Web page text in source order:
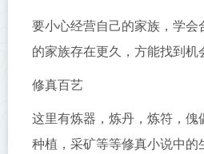
要小心经营自己的家族，学会
的家族存在更久，方能找到机
修真百艺
这里有炼器，炼丹，炼符，傀
种植，采矿等等修真小说中的